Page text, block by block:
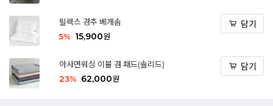
릴렉스 경추 베개솜
5% 15,900원
담기
아사면워싱 이불 겸 패드(솔리드)
23% 62,000원
담기